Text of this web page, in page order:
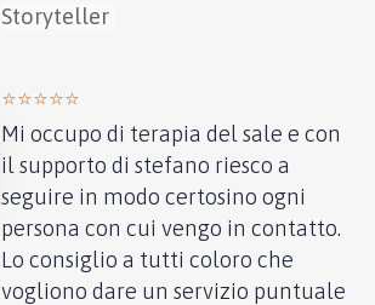
Storyteller
⭐️⭐️⭐️⭐️⭐️
Mi occupo di terapia del sale e con
il supporto di stefano riesco a
seguire in modo certosino ogni
persona con cui vengo in contatto.
Lo consiglio a tutti coloro che
vogliono dare un servizio puntuale